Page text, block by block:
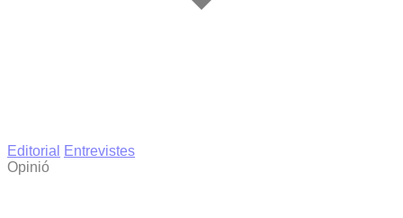
Editorial
Entrevistes
Opinió